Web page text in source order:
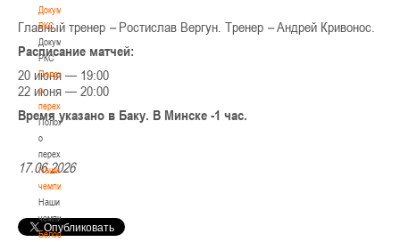
Документы
РКС
Документы
РКС
Положение
о
переходах
Положение
о
переходах
Наши
чемпионы
Наши
чемпионы
Белошапко
Главный тренер –Ростислав Вергун. Тренер –Андрей Кривонос.
Расписание матчей:
20 июня — 19:00
22 июня — 20:00
Время указано в Баку. В Минске -1 час.
17.06.2026